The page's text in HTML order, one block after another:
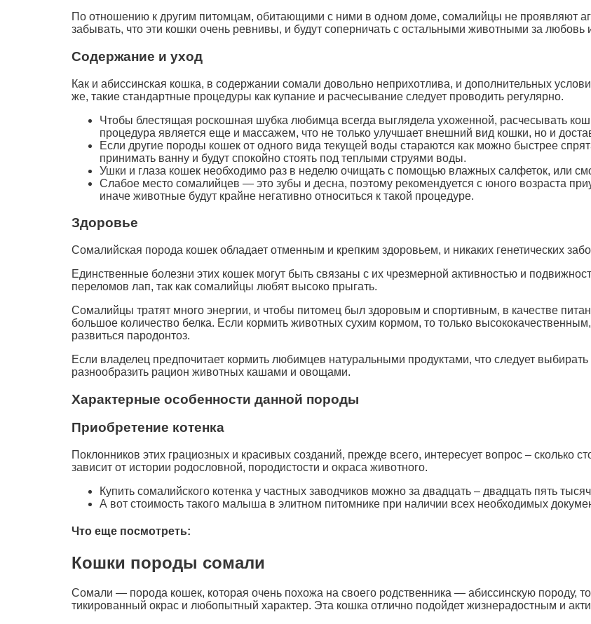
По отношению к другим питомцам, обитающими с ними в одном доме, сомалийцы не проявляют
забывать, что эти кошки очень ревнивы, и будут соперничать с остальными животными за любовь
Содержание и уход
Как и абиссинская кошка, в содержании сомали довольно неприхотлива, и дополнительных
же, такие стандартные процедуры как купание и расчесывание следует проводить регулярно.
Чтобы блестящая роскошная шубка любимца всегда выглядела ухоженной, расчесывать
процедура является еще и массажем, что не только улучшает внешний вид кошки, но и
Если другие породы кошек от одного вида текущей воды стараются как можно быстрее
принимать ванну и будут спокойно стоять под теплыми струями воды.
Ушки и глаза кошек необходимо раз в неделю очищать с помощью влажных салфеток, или
Слабое место сомалийцев — это зубы и десна, поэтому рекомендуется с юного возраста
иначе животные будут крайне негативно относиться к такой процедуре.
Здоровье
Сомалийская порода кошек обладает отменным и крепким здоровьем, и никаких генетических
Единственные болезни этих кошек могут быть связаны с их чрезмерной активностью и
переломов лап, так как сомалийцы любят высоко прыгать.
Сомалийцы тратят много энергии, и чтобы питомец был здоровым и спортивным, в качестве
большое количество белка. Если кормить животных сухим кормом, то только
развиться пародонтоз.
Если владелец предпочитает кормить любимцев натуральными продуктами, что следует
разнообразить рацион животных кашами и овощами.
Характерные особенности данной породы
Приобретение котенка
Поклонников этих грациозных и красивых созданий, прежде всего, интересует вопрос – сколько
зависит от истории родословной, породистости и окраса животного.
Купить сомалийского котенка у частных заводчиков можно за двадцать – двадцать пять
А вот стоимость такого малыша в элитном питомнике при наличии всех необходимых
Что еще посмотреть:
Кошки породы сомали
Сомали — порода кошек, которая очень похожа на своего родственника — абиссинскую породу,
тикированный окрас и любопытный характер. Эта кошка отлично подойдет жизнерадостным и